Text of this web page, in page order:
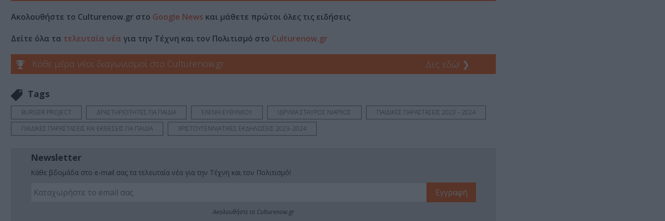
Ακολουθήστε το Culturenow.gr στο Google News και μάθετε πρώτοι όλες τις ειδήσεις
Δείτε όλα τα τελευταία νέα για την Τέχνη και τον Πολιτισμό στο Culturenow.gr
Κάθε μέρα νέοι διαγωνισμοί στο Culturenow.gr Δες εδώ! ❯
Tags
BURGER PROJECT ΔΡΑΣΤΗΡΙΟΤΗΤΕΣ ΓΙΑ ΠΑΙΔΙΑ ΕΛΕΝΗ ΕΥΘΥΜΙΟΥ ΙΔΡΥΜΑ ΣΤΑΥΡΟΣ ΝΙΑΡΧΟΣ
ΠΑΙΔΙΚΕΣ ΠΑΡΑΣΤΑΣΕΙΣ 2023 – 2024
ΠΑΙΔΙΚΕΣ ΠΑΡΑΣΤΑΣΕΙΣ ΚΑΙ ΕΚΘΕΣΕΙΣ ΓΙΑ ΠΑΙΔΙΑ
ΧΡΙΣΤΟΥΓΕΝΝΙΑΤΙΚΕΣ ΕΚΔΗΛΩΣΕΙΣ 2023–2024
Newsletter
Κάθε βδομάδα στο e-mail σας τα τελευταία νέα για την Τέχνη και τον Πολιτισμό!
Ακολουθήστε το Culturenow.gr